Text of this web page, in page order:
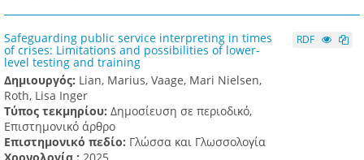
Safeguarding public service interpreting in times
of crises: Limitations and possibilities of lower-
level testing and training
Δημιουργός: Lian, Marius, Vaage, Mari Nielsen,
Roth, Lisa Inger
Τύπος τεκμηρίου: Δημοσίευση σε περιοδικό,
Επιστημονικό άρθρο
Επιστημονικό πεδίο: Γλώσσα και Γλωσσολογία
RDF